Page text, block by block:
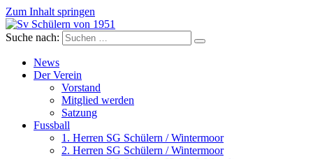
Zum Inhalt springen
Sv Schülern von 1951
Dorffussball in Schneverdingen
Suche nach:
News
Der Verein
Vorstand
Mitglied werden
Satzung
Fussball
1. Herren SG Schülern / Wintermoor
2. Herren SG Schülern / Wintermoor